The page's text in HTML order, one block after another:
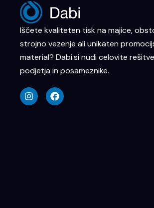
Iščete kvaliteten tisk na majice,
strojno vezenje ali unikaten
material? Dabi.si nudi celovite
podjetja in posameznike.
n
s
t
a
c
e